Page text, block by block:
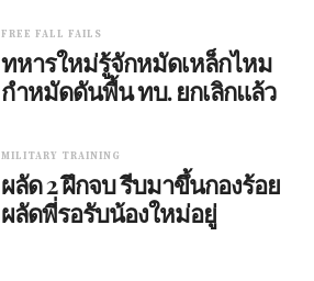
FREE FALL FAILS
ทหารใหม่รู้จักหมัดเหล็กไหม
กำหมัดดันพื้น ทบ. ยกเลิกแล้ว
MILITARY TRAINING
ผลัด 2 ฝึกจบ รีบมาขึ้นกองร้อย
ผลัดพี่รอรับน้องใหม่อยู่